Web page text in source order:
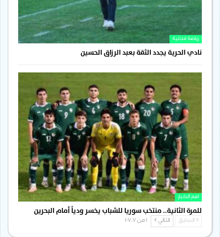
رياضة محلية
نادي الحرية يجدد الثقة بعبد الرزاق الحسين
اهم الاخبار
للمرة الثانية.. منتخب سوريا للشباب يخسر ودياً أمام البحرين
السابق التالي